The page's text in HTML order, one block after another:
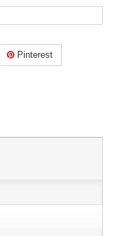
Pinterest